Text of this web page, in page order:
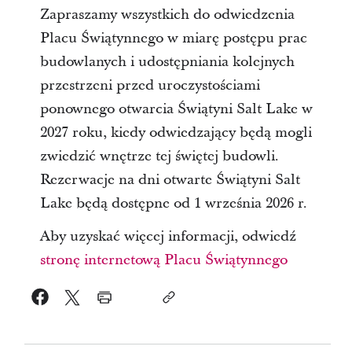
Zapraszamy wszystkich do odwiedzenia
Placu Świątynnego w miarę postępu prac
budowlanych i udostępniania kolejnych
przestrzeni przed uroczystościami
ponownego otwarcia Świątyni Salt Lake w
2027 roku, kiedy odwiedzający będą mogli
zwiedzić wnętrze tej świętej budowli.
Rezerwacje na dni otwarte Świątyni Salt
Lake będą dostępne od 1 września 2026 r.
Aby uzyskać więcej informacji, odwiedź
stronę internetową Placu Świątynnego